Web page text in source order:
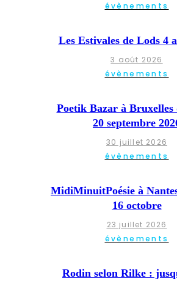
évènements
Les Estivales de Lods 4
3 août 2026
évènements
Poetik Bazar à Bruxelles
20 septembre
30 juillet 2026
évènements
MidiMinuitPoésie à
16 octobre
23 juillet 2026
évènements
Rodin selon Rilke :